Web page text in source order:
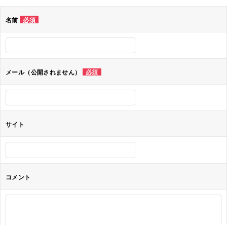
シ
ョ
ン
名前 必須
メール（公開されません） 必須
サイト
コメント